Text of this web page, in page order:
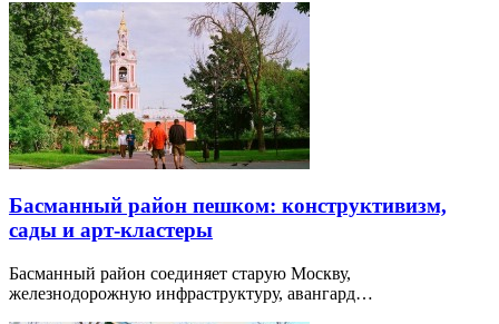
Басманный район пешком: конструктивизм,
сады и арт-кластеры
Басманный район соединяет старую Москву,
железнодорожную инфраструктуру, авангард…